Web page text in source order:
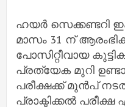
ഹയർ സെക്കണ്ടറി
മാസം 31 ന്
പോസിറ്റീവായ
പ്രത്യേക മുറി
പരീക്ഷക്ക് മുൻപ്
പ്രാക്ടിക്കൽ